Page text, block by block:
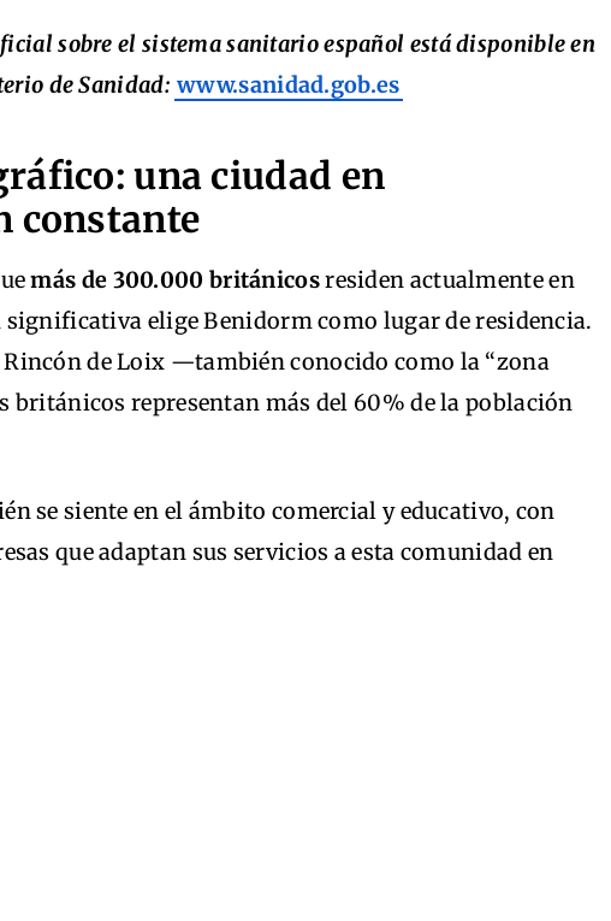
sobre el sistema sanitario español está disponible en
de Sanidad: www.sanidad.gob.es
una ciudad en
constante
más de 300.000 británicosresiden actualmente en
significativa elige Benidorm como lugar de residencia.
de Loix —también conocido como la “zona
británicos representan más del 60% de la población
se siente en el ámbito comercial y educativo, con
que adaptan sus servicios a esta comunidad en